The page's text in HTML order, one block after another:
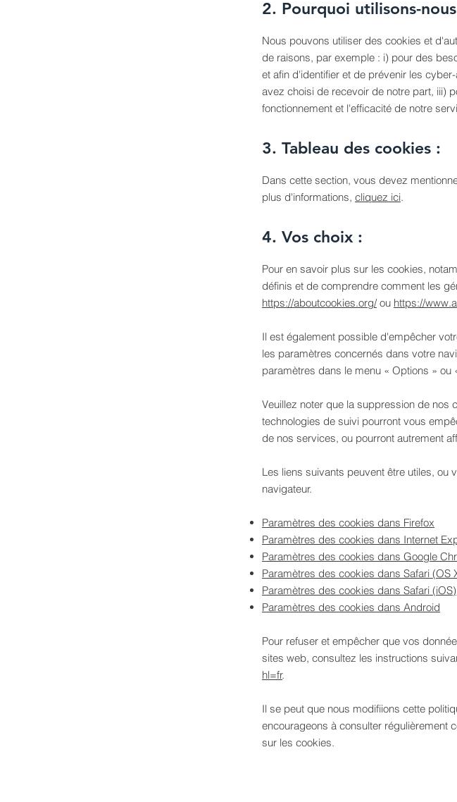
2. Pourquoi utilisons-
Nous pouvons utiliser des cookies et
de raisons, par exemple : i) pour des
et afin d'identifier et de prévenir les
avez choisi de recevoir de notre part, iii)
fonctionnement et l'efficacité de notre
3. Tableau des cookies :
Dans cette section, vous devez
plus d'informations, cliquez ici.
4. Vos choix :
Pour en savoir plus sur les cookies,
définis et de comprendre comment les
https://aboutcookies.org/ou https://
Il est également possible d'empêcher
les paramètres concernés dans votre
paramètres dans le menu « Options » ou
Veuillez noter que la suppression de nos
technologies de suivi pourront vous
de nos services, ou pourront autrement
Les liens suivants peuvent être utiles, ou
navigateur.
Paramètres des cookies dans Firefox
Paramètres des cookies dans Internet
Paramètres des cookies dans Google
Paramètres des cookies dans Safari (OS
Paramètres des cookies dans Safari (iOS)
Paramètres des cookies dans Android
Pour refuser et empêcher que vos
sites web, consultez les instructions
hl=fr.
Il se peut que nous modifiions cette
encourageons à consulter régulièrement
sur les cookies.